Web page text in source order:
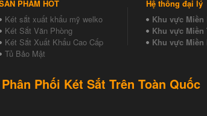
PHẨM HOT
Két sắt xuất khẩu mỹ welko
Két Sắt Văn Phòng
Két Sắt Xuất Khẩu Cao Cấp
Tủ Bảo Mật
Hệ thống đại lý
Khu vực Miền
Khu vực Miền
Khu vực Miền
Phối Két Sắt Trên Toàn Quốc